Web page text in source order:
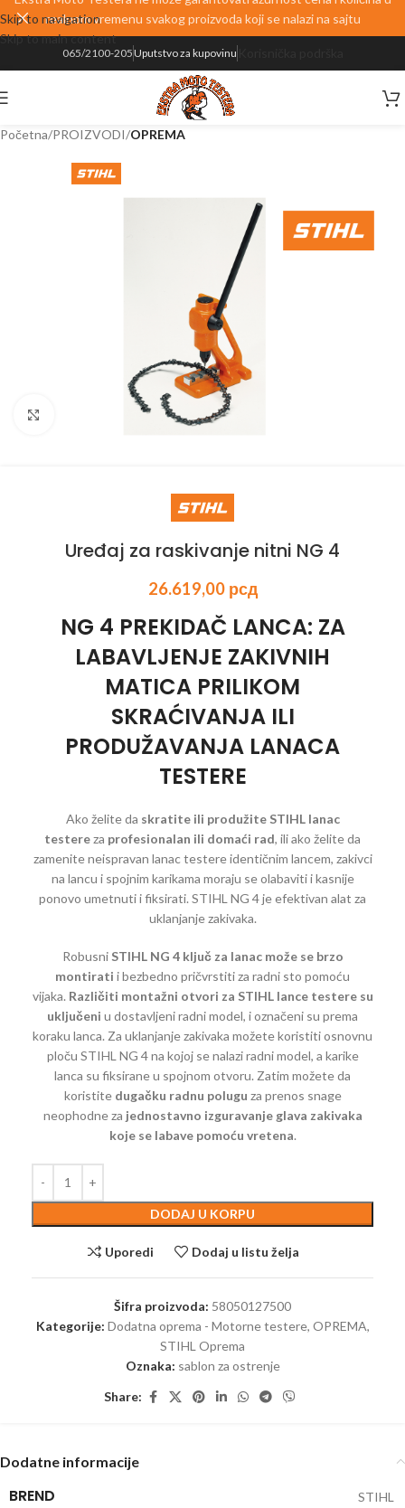
Skip to navigation
Skip to main content
realnom vremenu svakog proizvoda koji se nalazi na sajtu
065/2100-205Uputstvo za kupovinu
Početna PROIZVODI OPREMA
Kliknite za uvećanje
Uređaj za raskivanje nitni NG 4
26.619,00 рсд
NG 4 PREKIDAČ LANCA: ZA
LABAVLJENJE ZAKIVNIH
MATICA PRILIKOM
SKRAĆIVANJA ILI
PRODUŽAVANJA LANACA
TESTERE
Ako želite da skratite ili produžite STIHL lanac
testereza profesionalan ili domaći rad, ili ako želite da
zamenite neispravan lanac testere identičnim lancem, zakivci
na lancu i spojnim karikama moraju se olabaviti i kasnije
ponovo umetnuti i fiksirati. STIHL NG 4 je efektivan alat za
uklanjanje zakivaka.
Robusni STIHL NG 4 ključ za lanac može se brzo
montirati i bezbedno pričvrstiti za radni sto pomoću
vijaka. Različiti montažni otvori za STIHL lance testere su
uključeni u dostavljeni radni model, i označeni su prema
koraku lanca. Za uklanjanje zakivaka možete koristiti osnovnu
ploču STIHL NG 4 na kojoj se nalazi radni model, a karike
lanca su fiksirane u spojnom otvoru. Zatim možete da
koristite dugačku radnu polugu za prenos snage
neophodne za jednostavno izguravanje glava zakivaka
koje se labave pomoću vretena.
DODAJ U KORPU
Uporedi Dodaj u listu želja
Šifra proizvoda: 58050127500
Kategorije: Dodatna oprema - Motorne testere, OPREMA,
STIHL Oprema
Oznaka: sablon za ostrenje
Share:
Dodatne informacije
BREND STIHL